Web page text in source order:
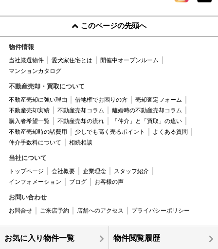
このページの先頭へ
物件情報
当社厳選物件 愛犬家住宅とは
開催中オープンルーム
マンションカタログ
不動産売却・買取について
不動産売却に強い理由 借地権でお困りの方
売却査定フォーム
不動産売却実績
不動産売却コラム
離婚時の不動産売却コラム
購入者希望一覧
不動産売却の流れ
「仲介」と「買取」の違い
不動産売却時の諸費用
少しでも高く売るポイント
よくある質問
仲介手数料について
相続相談
当社について
トップページ 会社概要 企業理念
スタッフ紹介
インフォメーション
ブログ お客様の声
お問い合わせ
お問合せ ご来店予約 店舗へのアクセス プライバシーポリシー
お気に入り物件一覧 物件閲覧履歴